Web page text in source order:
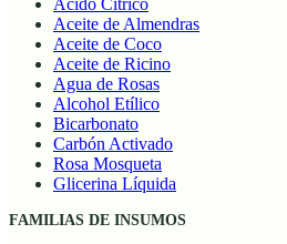
Ácido Cítrico
Aceite de Almendras
Aceite de Coco
Aceite de Ricino
Agua de Rosas
Alcohol Etílico
Bicarbonato
Carbón Activado
Rosa Mosqueta
Glicerina Líquida
FAMILIAS DE INSUMOS